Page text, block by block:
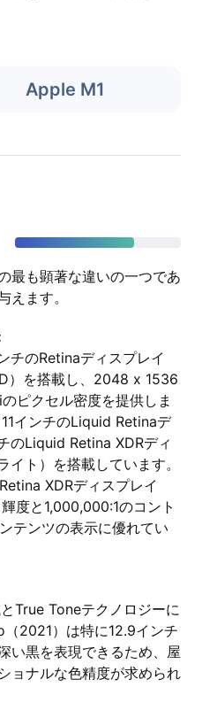
Apple M1
最も顕著な違いの一つであ
えます。
チのRetinaディスプレイ
）を搭載し、2048 x 1536
ピクセル密度を提供しま
インチのLiquid Retinaデ
のLiquid Retina XDRディ
ト）を搭載しています。
XDRディスプレイ
度と1,000,000:1のコント
テンツの表示に優れてい
True Toneテクノロジーに
2021）は特に12.9インチ
い黒を表現できるため、屋
ョナルな色精度が求められ